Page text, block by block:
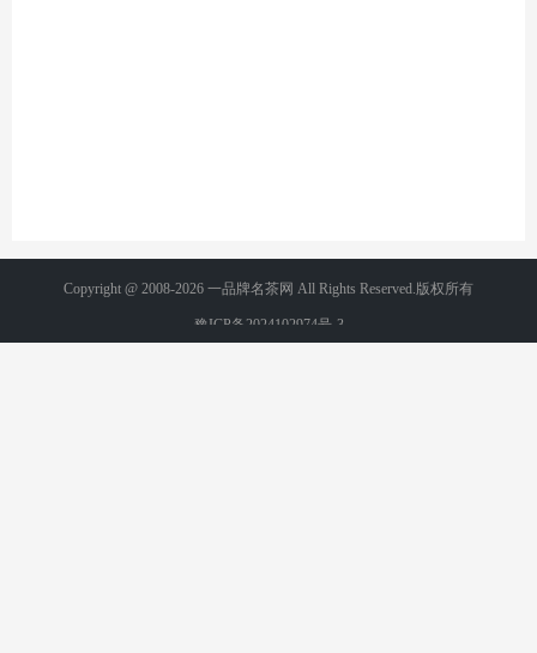
Copyright @ 2008-2026 一品牌名茶网 All Rights Reserved.版权所有
豫ICP备2024102974号-3